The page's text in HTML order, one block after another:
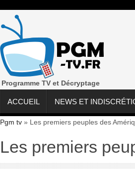
Programme TV et Décryptage
ACCUEIL NEWS ET
Pgm tv » Les premiers peuples des
Les premiers